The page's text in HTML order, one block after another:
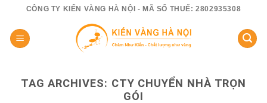
content
CÔNG TY KIẾN VÀNG HÀ NỘI - MÃ SỐ THUẾ: 2802935308
TAG ARCHIVES: CTY CHUYỂN NHÀ TRỌN
GÓI